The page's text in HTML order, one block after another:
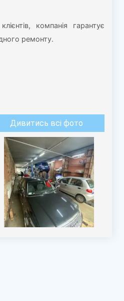
компанія гарантує
ремонту.
Дивитись всі фото